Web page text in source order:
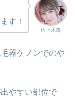
佐々木遥
す！
器ケノンでのや
やすい部位で